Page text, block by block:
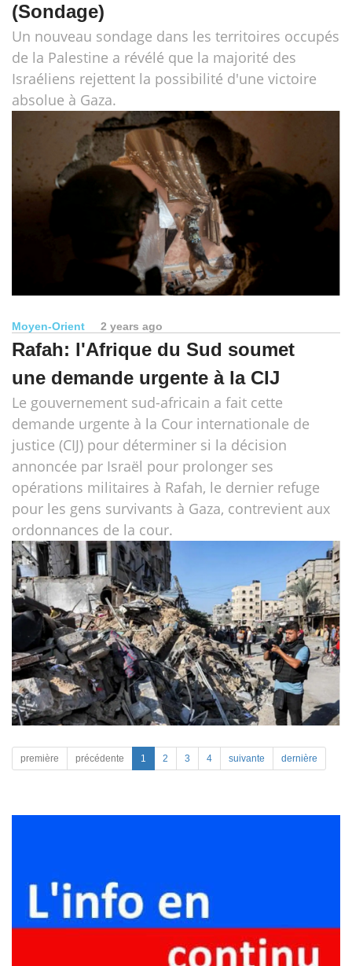
(Sondage)
Un nouveau sondage dans les territoires occupés
de la Palestine a révélé que la majorité des
Israéliens rejettent la possibilité d'une victoire
absolue à Gaza.
Moyen-Orient 2 years ago
Rafah: l'Afrique du Sud soumet
une demande urgente à la CIJ
Le gouvernement sud-africain a fait cette
demande urgente à la Cour internationale de
justice (CIJ) pour déterminer si la décision
annoncée par Israël pour prolonger ses
opérations militaires à Rafah, le dernier refuge
pour les gens survivants à Gaza, contrevient aux
ordonnances de la cour.
première précédente 1 2 3 4 suivante dernière